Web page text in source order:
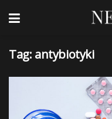
Tag: antybiotyki